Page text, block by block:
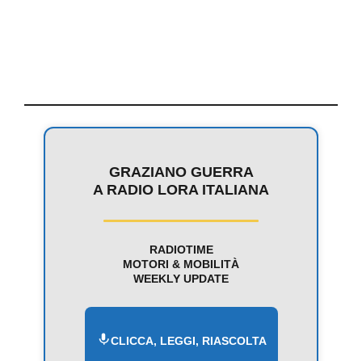
GRAZIANO GUERRA
A RADIO LORA ITALIANA
RADIOTIME
MOTORI & MOBILITÀ
WEEKLY UPDATE
CLICCA, LEGGI, RIASCOLTA